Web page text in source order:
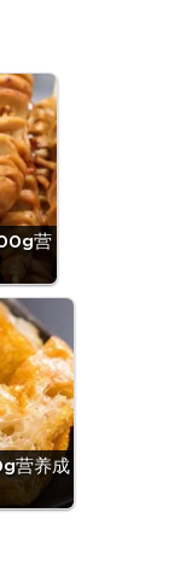
营
营养成